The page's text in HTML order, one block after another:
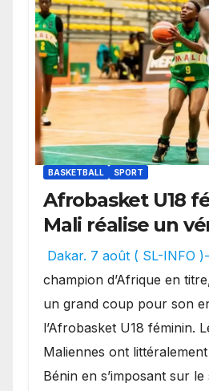
BASKETBALL SPORT
Afrobasket U18
Mali réalise un
festival offensif
une lourde
Bénin.
Dakar. 7 août ( SL-INFO )-
champion d’Afrique en
un grand coup pour son
l’Afrobasket U18 féminin.
Maliennes ont
Bénin en s’imposant sur